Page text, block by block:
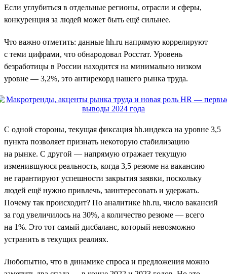
Если углубиться в отдельные регионы, отрасли и сферы,
конкуренция за людей может быть ещё сильнее.
Что важно отметить: данные hh.ru напрямую коррелируют
с теми цифрами, что обнародовал Росстат. Уровень
безработицы в России находится на минимально низком
уровне — 3,2%, это антирекорд нашего рынка труда.
С одной стороны, текущая фиксация hh.индекса на уровне 3,5
пункта позволяет признать некоторую стабилизацию
на рынке. С другой — напрямую отражает текущую
изменившуюся реальность, когда 3,5 резюме на вакансию
не гарантируют успешности закрытия заявки, поскольку
людей ещё нужно привлечь, заинтересовать и удержать.
Почему так происходит? По аналитике hh.ru, число вакансий
за год увеличилось на 30%, а количество резюме — всего
на 1%. Это тот самый дисбаланс, который невозможно
устранить в текущих реалиях.
Любопытно, что в динамике спроса и предложения можно